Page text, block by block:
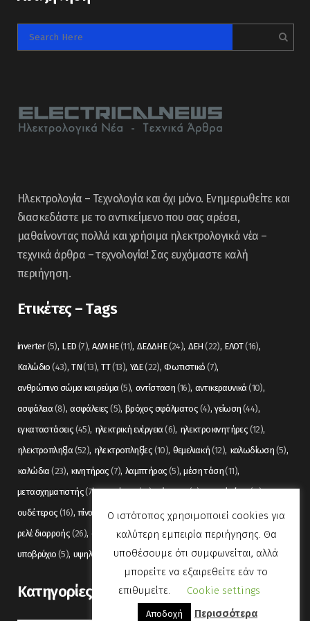
Ηλεκτρολογία – Τεχνολογία και όχι μόνο. Ενημερωθείτε και
διασκεδάστε με το αντικείμενο που σας αρέσει,
μαθαίνοντας πολλά και χρήσιμα ηλεκτρολογικά νέα –
τεχνικά άρθρα – τεχνολογία! Σας ευχόμαστε καλή
περιήγηση.
Ετικέτες – Tags
inverter(5) LED (7) ΑΔΜΗΕ(11) ΔΕΔΔΗΕ(24) ΔΕΗ (22) ΕΛΟΤ(16)
Καλώδιο (43) ΤΝ(13) ΤΤ(13) ΥΔΕ(22) Φωτιστικό (7)
ανθρώπινο σώμα και ρεύμα (5) αντίσταση (16) αντικεραυνικά (10)
ασφάλεια (8) ασφάλειες (5) βρόχος σφάλματος (4) γείωση (44)
εγκαταστάσεις (45) ηλεκτρική ενέργεια (6) ηλεκτροκινητήρες (12)
ηλεκτροπληξία (52) ηλεκτροπληξίες (10) θεμελιακή (12) καλωδίωση (5)
καλώδια (23) κινητήρας (7) λαμπτήρας (5) μέση τάση(11)
μετασχηματιστής(7) μετρήσεις(12) μόνωση(6) οπτικές ίνες(11)
ουδέτερος (16) πίνακας (17) πίνακες(7) πυρανίχνευση (6) ρελέ(36)
ρελέ διαρροής (26) συναγερμός(5) σωληνώσεις(5) τάση(13)
υποβρύχιο (5) υψηλή τάση(8) φωτισμός (6)
Kατηγορίες
Ο ιστότοπος χρησιμοποιεί cookies για
καλύτερη εμπειρία περιήγησης. Θα
υποθέσουμε ότι συμφωνείται, αλλά
μπορείτε να εξαιρεθείτε εάν το
επιθυμείτε.
Cookie settings
Αποδοχή Περισσότερα